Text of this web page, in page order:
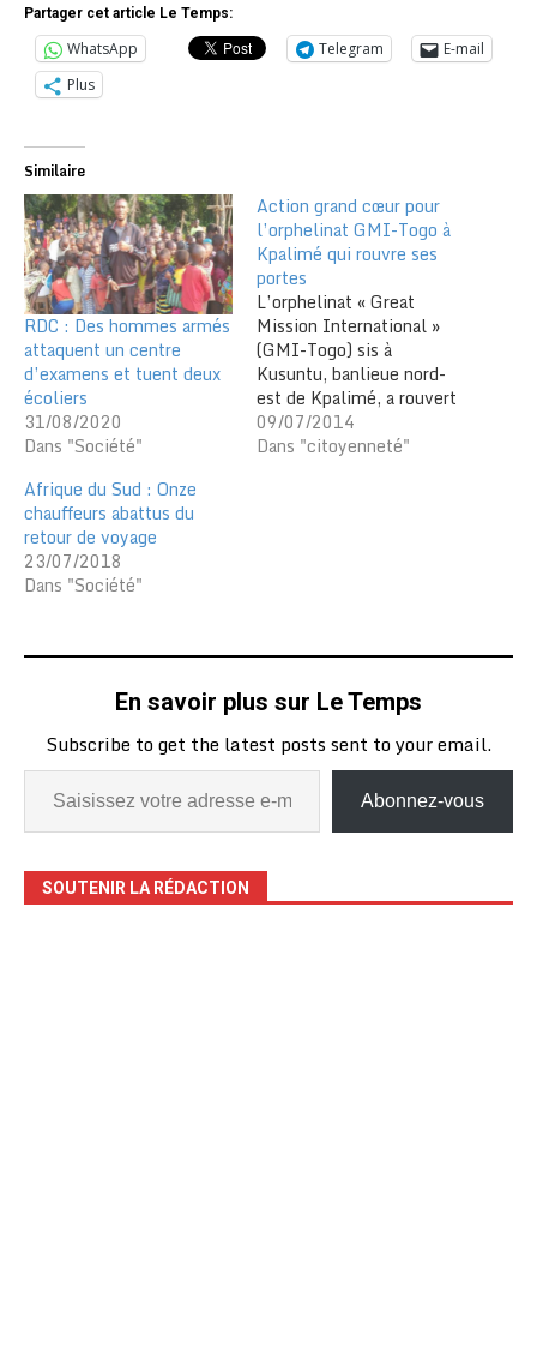
Partager cet article Le Temps:
WhatsApp Telegram
E-mail
Plus
Similaire
RDC : Des hommes armés
attaquent un centre
d’examens et tuent deux
écoliers
31/08/2020
Dans "Société"
Action grand cœur pour
l’orphelinat GMI-Togo à
Kpalimé qui rouvre ses
portes
L’orphelinat « Great
Mission International »
(GMI-Togo) sis à
Kusuntu, banlieue nord-
est de Kpalimé, a rouvert
ses portes sept mois
après la destruction de
09/07/2014
Dans "citoyenneté"
Afrique du Sud : Onze
chauffeurs abattus du
retour de voyage
23/07/2018
Dans "Société"
En savoir plus sur Le Temps
Subscribe to get the latest posts sent to your email.
Abonnez-vous
SOUTENIR LA RÉDACTION